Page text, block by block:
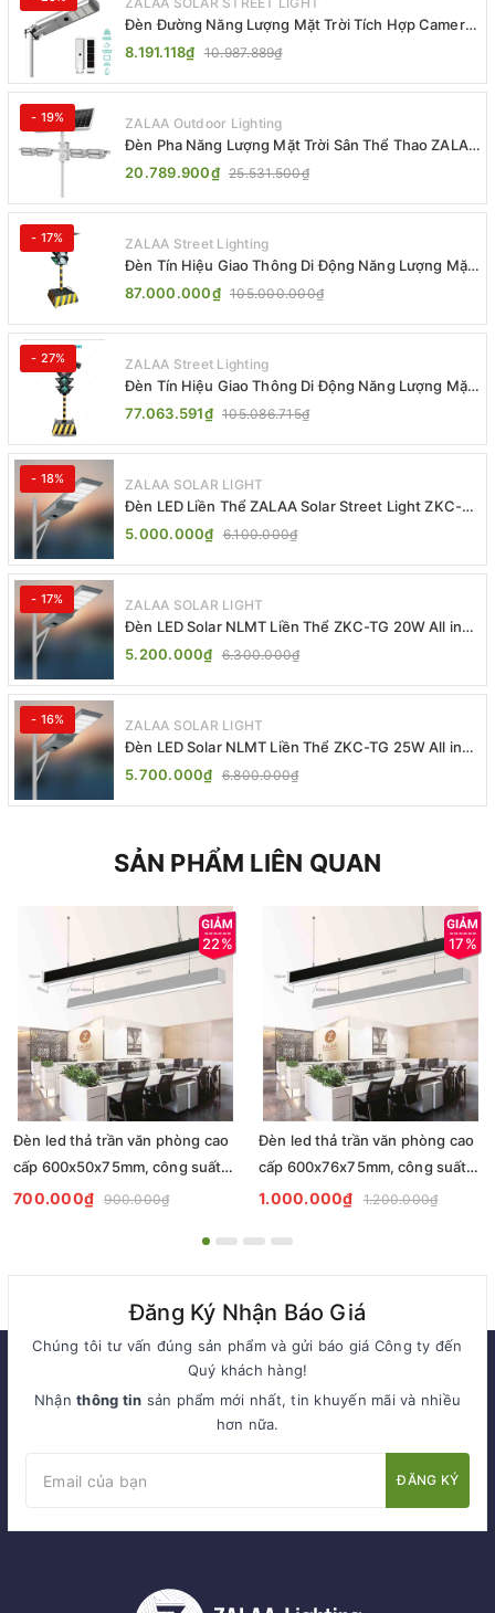
Đèn Đường Năng Lượng Mặt Trời Tích Hợp Camera
ZALAA ZL-BJ04-CCTV (80W, IP65)
8.191.118₫ 10.987.889₫
- 19% ZALAA Outdoor Lighting
Đèn Pha Năng Lượng Mặt Trời Sân Thể Thao ZALAA
Jsc Chống Nước IP65 Cao Cấp
20.789.900₫ 25.531.500₫
- 17% ZALAA Street Lighting
Đèn Tín Hiệu Giao Thông Di Động Năng Lượng Mặt
Trời ZALAA ZL-300A-D
87.000.000₫ 105.000.000₫
- 27% ZALAA Street Lighting
Đèn Tín Hiệu Giao Thông Di Động Năng Lượng Mặt
Trời ZALAA ZL-409300C
77.063.591₫ 105.086.715₫
- 18% ZALAA SOLAR LIGHT
Đèn LED Liền Thể ZALAA Solar Street Light ZKC-
TG 20W 25W 30W All In One
5.000.000₫ 6.100.000₫
- 17% ZALAA SOLAR LIGHT
Đèn LED Solar NLMT Liền Thể ZKC-TG 20W All in
One | ZALAA Street Light
5.200.000₫ 6.300.000₫
- 16% ZALAA SOLAR LIGHT
Đèn LED Solar NLMT Liền Thể ZKC-TG 25W All in
One | ZALAA Street Light
5.700.000₫ 6.800.000₫
SẢN PHẨM LIÊN QUAN
22%
Đèn led thả trần văn phòng cao
cấp 600x50x75mm, công suất
18w, mã ZTVP600x50x75, bảo
700.000₫ 900.000₫
17%
Đèn led thả trần văn phòng cao
cấp 600x76x75mm, công suất
18w, mã ZTVP600x76x75, bảo
1.000.000₫ 1.200.000₫
Đăng Ký Nhận Báo Giá
Chúng tôi tư vấn đúng sản phẩm và gửi báo giá Công ty đến
Quý khách hàng!
Nhậnthông tin sản phẩm mới nhất, tin khuyến mãi và nhiều
hơn nữa.
ĐĂNG KÝ